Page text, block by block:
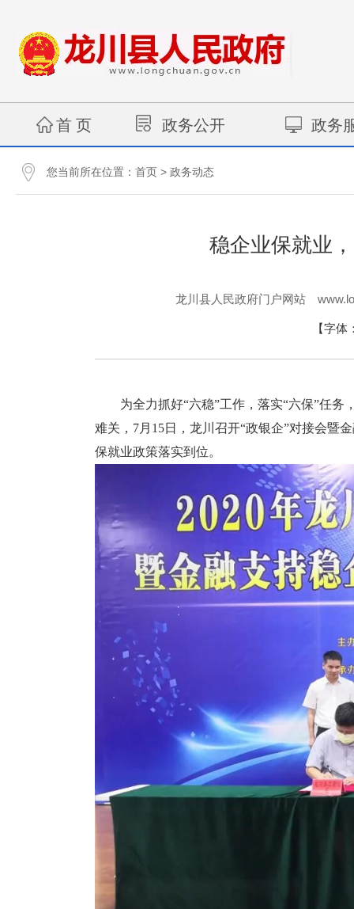
首 页 政务公开 政务
您当前所在位置： 首页 > 政务动态
稳企业保就业
龙川县人民政府门户网站
【字体
为全力抓好“六稳”工作，落实“六保”任务
难关，7月15日，龙川召开“政银企”对接会暨
保就业政策落实到位。